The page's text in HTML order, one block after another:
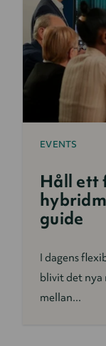
EVENTS
Håll ett
guide
I dagens
blivit det nya
mellan...